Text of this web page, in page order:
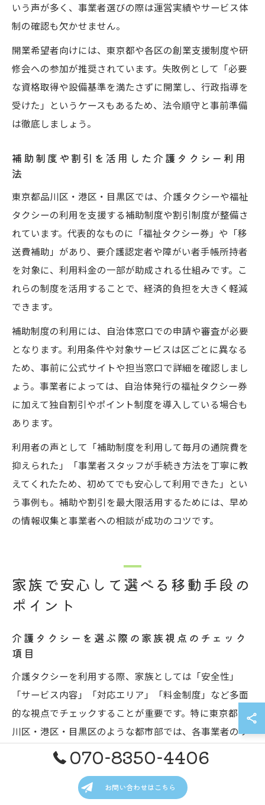
いう声が多く、事業者選びの際は運営実績やサービス体
制の確認も欠かせません。
開業希望者向けには、東京都や各区の創業支援制度や研
修会への参加が推奨されています。失敗例として「必要
な資格取得や設備基準を満たさずに開業し、行政指導を
受けた」というケースもあるため、法令順守と事前準備
は徹底しましょう。
補助制度や割引を活用した介護タクシー利用
法
東京都品川区・港区・目黒区では、介護タクシーや福祉
タクシーの利用を支援する補助制度や割引制度が整備さ
れています。代表的なものに「福祉タクシー券」や「移
送費補助」があり、要介護認定者や障がい者手帳所持者
を対象に、利用料金の一部が助成される仕組みです。こ
れらの制度を活用することで、経済的負担を大きく軽減
できます。
補助制度の利用には、自治体窓口での申請や審査が必要
となります。利用条件や対象サービスは区ごとに異なる
ため、事前に公式サイトや担当窓口で詳細を確認しまし
ょう。事業者によっては、自治体発行の福祉タクシー券
に加えて独自割引やポイント制度を導入している場合も
あります。
利用者の声として「補助制度を利用して毎月の通院費を
抑えられた」「事業者スタッフが手続き方法を丁寧に教
えてくれたため、初めてでも安心して利用できた」とい
う事例も。補助や割引を最大限活用するためには、早め
の情報収集と事業者への相談が成功のコツです。
家族で安心して選べる移動手段の
ポイント
介護タクシーを選ぶ際の家族視点のチェック
項目
介護タクシーを利用する際、家族としては「安全性」
「サービス内容」「対応エリア」「料金制度」など多面
的な視点でチェックすることが重要です。特に東京都品
川区・港区・目黒区のような都市部では、各事業者のサ
ービス品質や補助制度の利用可否に違いがあるため、事
前確認が欠かせません。
例えば、乗務員が介護資格や患者等搬送乗務員適任者証
070-8350-4406
お問い合わせはこちら